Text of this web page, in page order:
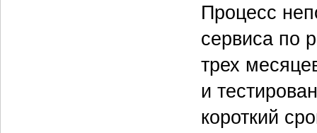
Процесс
сервиса по
трех
и
короткий